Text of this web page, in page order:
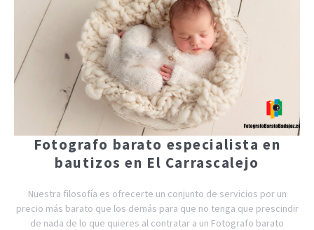
Fotografo barato especialista en
bautizos en El Carrascalejo
Nuestra filosofía es ofrecerte un conjunto de servicios por un
precio más barato que los demás para que no tenga que prescindir
de nada de lo que quieres al contratar a un Fotografo barato